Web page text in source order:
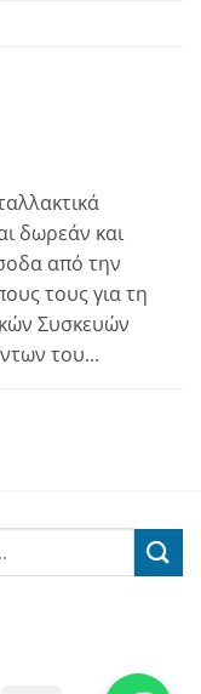
δωρεάν και
από την
τους για τη
Συσκευών
του...